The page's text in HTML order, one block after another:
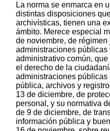
La norma se enmarca en
distintas disposiciones
archivísticas, tienen una
ámbito. Merece especial
de noviembre, de
administraciones
administrativo común,
el derecho de la
administraciones
pública, archivos y
13 de diciembre, de
personal, y su normativa
de 9 de diciembre, de
información pública y